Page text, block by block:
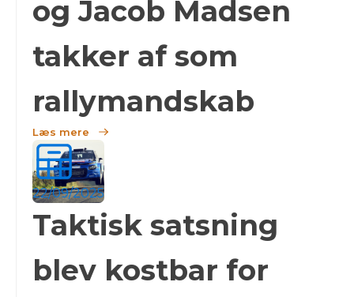
og Jacob Madsen
takker af som
rallymandskab
Læs mere
22/09/2025
Taktisk satsning
blev kostbar for